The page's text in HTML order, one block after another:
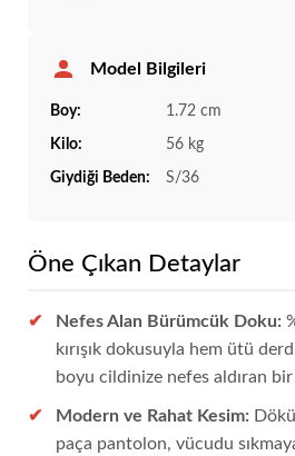
Model Bilgileri
Boy: 1.72 cm
Kilo: 56 kg
Giydiği Beden: S/36
Öne Çıkan Detaylar
Nefes Alan Bürümcük Doku:
kırışık dokusuyla hem ütü
boyu cildinize nefes aldıran
Modern ve Rahat Kesim:
paça pantolon, vücudu